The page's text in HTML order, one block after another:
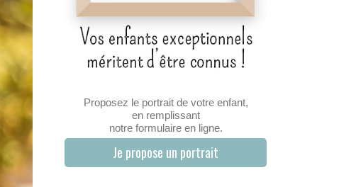
Proposez le portrait de votre enfant,
en remplissant
notre formulaire en ligne.
Je propose un portrait